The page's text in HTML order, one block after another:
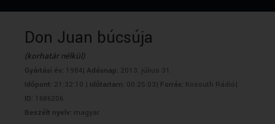
Don Juan búcsúja
(korhatár nélkül)
Gyártási év: 1984| Adásnap: 2013. július 31.
Időpont: 21:32:10 | Időtartam: 00:25:03| Forrás: Kossuth Rádió|
ID: 1686206
Beszélt nyelv: magyar